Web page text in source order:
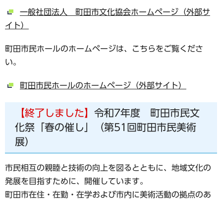
一般社団法人 町田市文化協会ホームページ（外部サ
イト）
町田市民ホールのホームページは、こちらをご覧くださ
い。
町田市民ホールのホームページ（外部サイト）
【終了しました】 令和7年度 町田市民文
化祭「春の催し」（第51回町田市民美術
展）
市民相互の親睦と技術の向上を図るとともに、地域文化の
発展を目指すために、開催しています。
町田市在住・在勤・在学および市内に美術活動の拠点のあ